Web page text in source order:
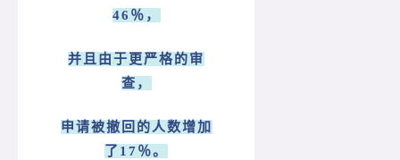
46％，
并且由于更严格的审
查，
申请被撤回的人数增加
了17％。